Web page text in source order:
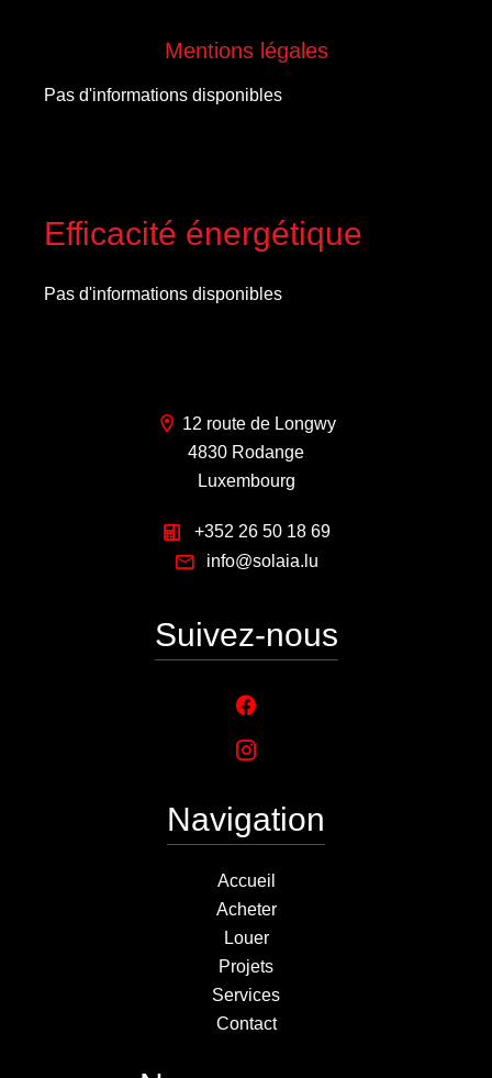
Mentions légales
Pas d'informations disponibles
Efficacité énergétique
Pas d'informations disponibles
12 route de Longwy
4830 Rodange
Luxembourg
+352 26 50 18 69
info@solaia.lu
Suivez-nous
Navigation
Accueil
Acheter
Louer
Projets
Services
Contact